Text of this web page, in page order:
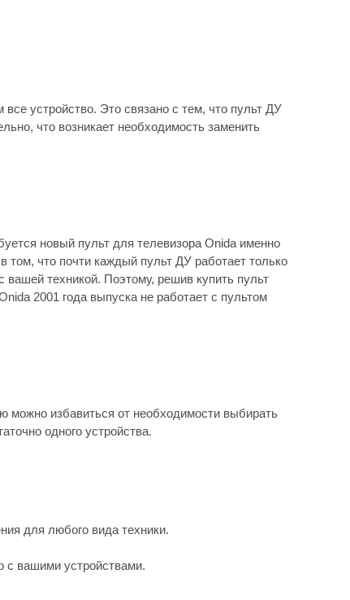
устройство. Это связано с тем, что пульт ДУ
что возникает необходимость заменить
новый пульт для телевизора Onida именно
том, что почти каждый пульт ДУ работает только
техникой. Поэтому, решив купить пульт
2001 года выпуска не работает с пультом
можно избавиться от необходимости выбирать
одного устройства.
для любого вида техники.
с вашими устройствами.